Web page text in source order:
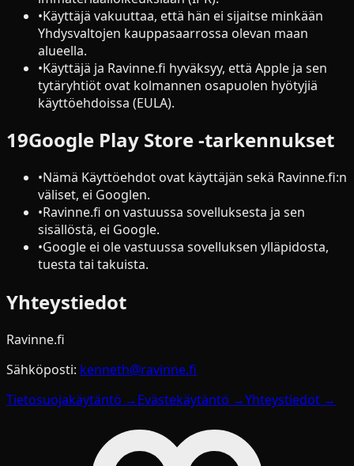
•Käyttäjä vakuuttaa, että hän ei sijaitse minkään
Yhdysvaltojen kauppasaarrossa olevan maan
alueella.
•Käyttäjä ja Ravinne.fi hyväksyy, että Apple ja sen
tytäryhtiöt ovat kolmannen osapuolen hyötyjiä
käyttöehdoissa (EULA).
19Google Play Store -tarkennukset
•Nämä Käyttöehdot ovat käyttäjän sekä Ravinne.fi:n
väliset, ei Googlen.
•Ravinne.fi on vastuussa sovelluksesta ja sen
sisällöstä, ei Google.
•Google ei ole vastuussa sovelluksen ylläpidosta,
tuesta tai takuista.
Yhteystiedot
Ravinne.fi
Sähköposti: kenneth@ravinne.fi
Tietosuojakäytäntö →Evästekäytäntö →Yhteystiedot →